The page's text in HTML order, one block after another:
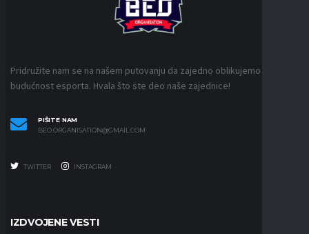
Pridružite nam se na našem putovanju da zajedno oblikujemo
budućnost esporta. Hvala što ste deo naše zajednice!
PIŠITE NAM
BEO.ORGANISATION@GMAIL.COM
TWITTER INSTAGRAM
IZDVOJENE VESTI